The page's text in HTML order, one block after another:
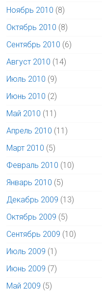
Ноябрь 2010 (8)
Октябрь 2010 (8)
Сентябрь 2010 (6)
Август 2010 (14)
Июль 2010 (9)
Июнь 2010 (2)
Май 2010 (11)
Апрель 2010 (11)
Март 2010 (5)
Февраль 2010 (10)
Январь 2010 (5)
Декабрь 2009 (13)
Октябрь 2009 (5)
Сентябрь 2009 (10)
Июль 2009 (1)
Июнь 2009 (7)
Май 2009 (5)